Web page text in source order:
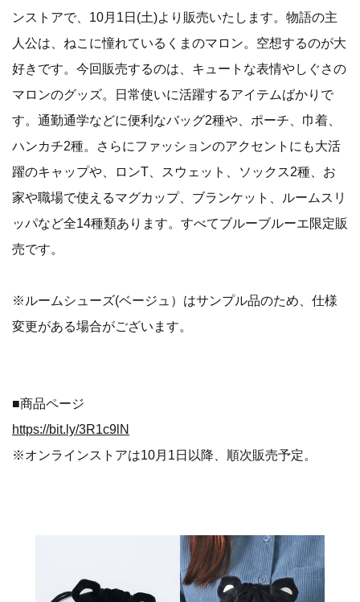
ンストアで、10月1日(土)より販売いたします。物語の主
人公は、ねこに憧れているくまのマロン。空想するのが大
好きです。今回販売するのは、キュートな表情やしぐさの
マロンのグッズ。日常使いに活躍するアイテムばかりで
す。通勤通学などに便利なバッグ2種や、ポーチ、巾着、
ハンカチ2種。さらにファッションのアクセントにも大活
躍のキャップや、ロンT、スウェット、ソックス2種、お
家や職場で使えるマグカップ、ブランケット、ルームスリ
ッパなど全14種類あります。すべてブルーブルーエ限定販
売です。
※ルームシューズ(ベージュ）はサンプル品のため、仕様
変更がある場合がございます。
■商品ページ
https://bit.ly/3R1c9lN
※オンラインストアは10月1日以降、順次販売予定。